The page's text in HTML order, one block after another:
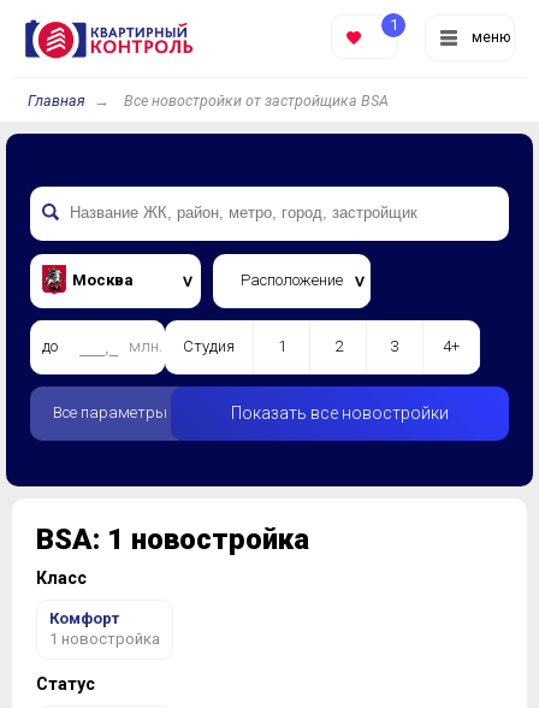
меню
1
Главная Все новостройки от застройщика BSA
Москва Расположение
до млн. Студия 1 2 3 4+
Все параметры Показать все новостройки
BSA: 1 новостройка
Класс
Комфорт
1 новостройка
Статус